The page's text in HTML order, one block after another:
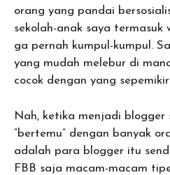
orang yang pandai
sekolah-anak saya
ga pernah kumpul-kumpul.
yang mudah melebur di
cocok dengan yang
Nah, ketika menjadi
“bertemu” dengan banyak
adalah para blogger itu
FBB saja macam-macam